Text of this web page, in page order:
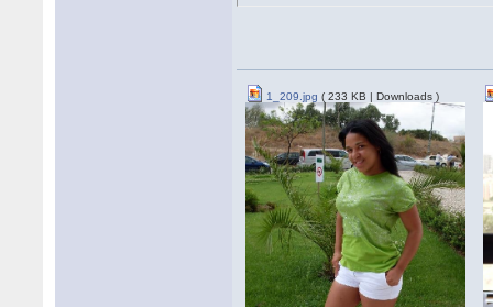
1_209.jpg ( 233 KB | Downloads )